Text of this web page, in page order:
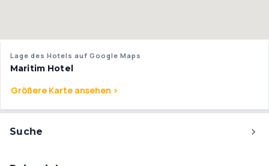
Lage des Hotels auf Google Maps
Maritim Hotel
Größere Karte ansehen >
Suche